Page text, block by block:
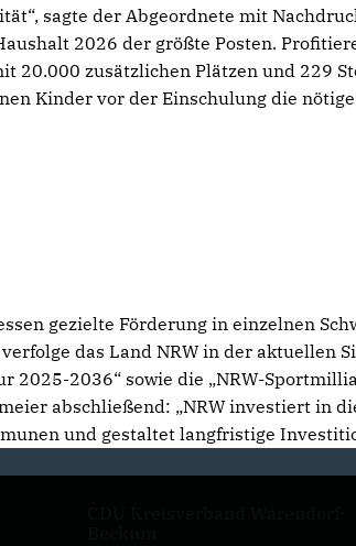
sagte der Abgeordnete mit
2026 der größte Posten.
20.000 zusätzlichen Plätzen und 229
Kinder vor der Einschulung die
gezielte Förderung in einzelnen
das Land NRW in der aktuellen
2025-2036“ sowie die „NRW-
abschließend: „NRW investiert in
und gestaltet langfristige